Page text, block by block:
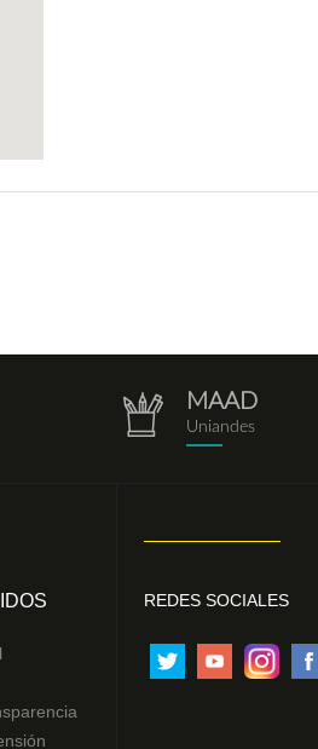
repositorio.png
MAAD
Uniandes
REDES SOCIALES